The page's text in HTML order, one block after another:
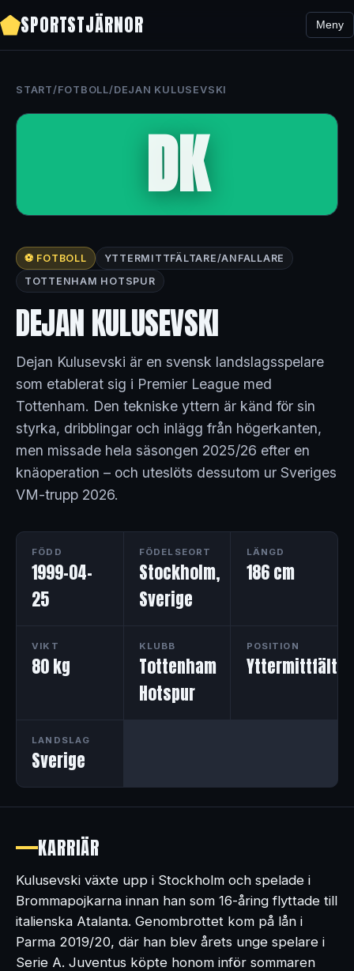
SPORTSTJÄRNOR Meny
START/FOTBOLL/DEJAN KULUSEVSKI
DK
⚽ FOTBOLL
YTTERMITTFÄLTARE/ANFALLARE
TOTTENHAM HOTSPUR
DEJAN KULUSEVSKI
Dejan Kulusevski är en svensk landslagsspelare
som etablerat sig i Premier League med
Tottenham. Den tekniske yttern är känd för sin
styrka, dribblingar och inlägg från högerkanten,
men missade hela säsongen 2025/26 efter en
knäoperation – och uteslöts dessutom ur Sveriges
VM-trupp 2026.
FÖDD
1999-04-
25
FÖDELSEORT
Stockholm,
Sverige
LÄNGD
186 cm
VIKT
80 kg
KLUBB
Tottenham
Hotspur
POSITION
LANDSLAG
Sverige
KARRIÄR
Kulusevski växte upp i Stockholm och spelade i
Brommapojkarna innan han som 16-åring flyttade till
italienska Atalanta. Genombrottet kom på lån i
Parma 2019/20, där han blev årets unge spelare i
Serie A. Juventus köpte honom inför sommaren